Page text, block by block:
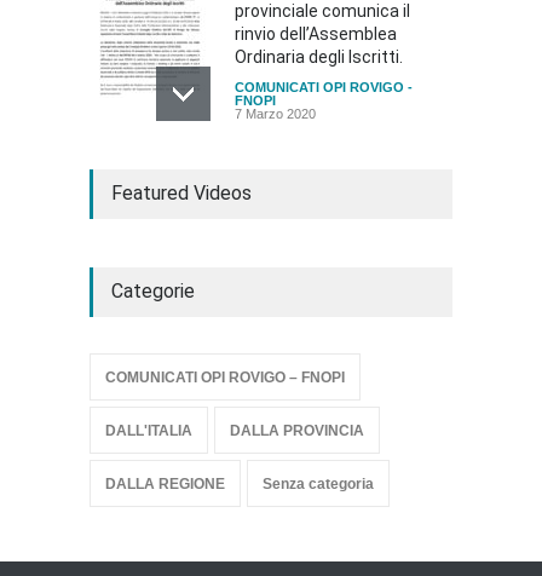
provinciale comunica il
rinvio dell’Assemblea
Ordinaria degli Iscritti.
COMUNICATI OPI ROVIGO -
FNOPI
7 Marzo 2020
Rinvio Assemblea Ordinaria
degli Iscritti del 29.10.2020
COMUNICATI OPI ROVIGO -
Comunicazione rinvio
Featured Videos
Categorie
COMUNICATI OPI ROVIGO – FNOPI
DALL'ITALIA DALLA PROVINCIA
DALLA REGIONE Senza categoria